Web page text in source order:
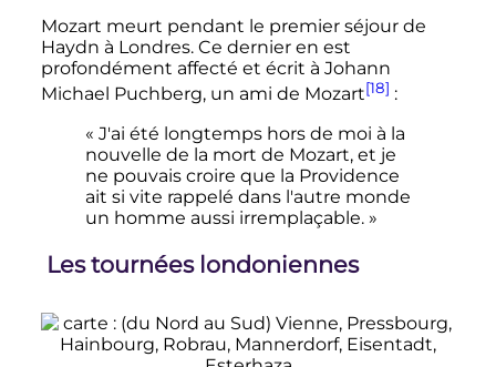
Mozart meurt pendant le premier séjour de
Haydn à Londres. Ce dernier en est
profondément affecté et écrit à Johann
Michael Puchberg, un ami de Mozart[18] :
« J'ai été longtemps hors de moi à la
nouvelle de la mort de Mozart, et je
ne pouvais croire que la Providence
ait si vite rappelé dans l'autre monde
un homme aussi irremplaçable. »
Les tournées londoniennes